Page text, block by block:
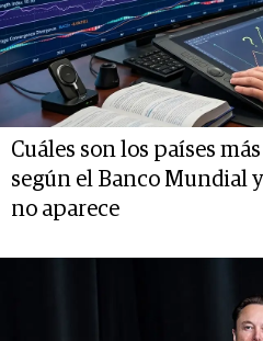
Cuáles son los países
según el Banco Mundial
no aparece